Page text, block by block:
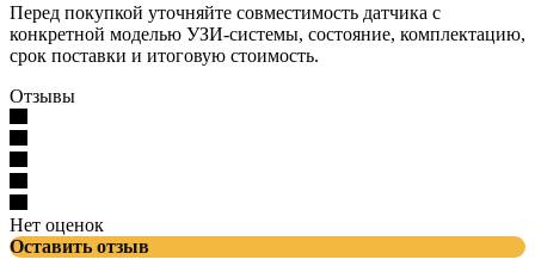
Перед покупкой уточняйте совместимость датчика с
конкретной моделью УЗИ-системы, состояние, комплектацию,
срок поставки и итоговую стоимость.
Отзывы
Нет оценок
Оставить отзыв